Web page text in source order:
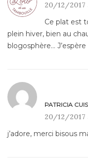
20/12/2017
Ce plat est
plein hiver, bien au
blogosphère…
PATRICIA
20/12/2017
j’adore, merci bisous